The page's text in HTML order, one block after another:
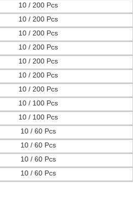
10 / 200 Pcs
10 / 200 Pcs
10 / 200 Pcs
10 / 200 Pcs
10 / 200 Pcs
10 / 200 Pcs
10 / 200 Pcs
10 / 100 Pcs
10 / 100 Pcs
10 / 60 Pcs
10 / 60 Pcs
10 / 60 Pcs
10 / 60 Pcs